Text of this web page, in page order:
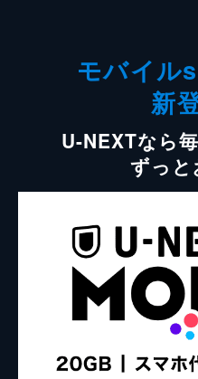
モバイル
新
U-NEXTなら
ずっと